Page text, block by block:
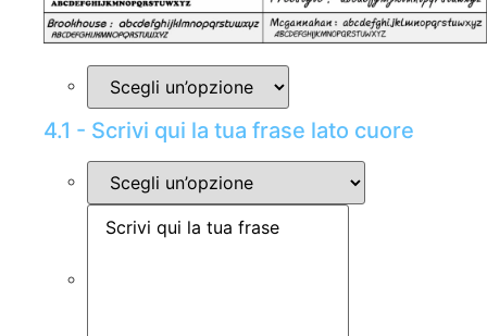
4.1 - Scrivi qui la tua frase lato cuore